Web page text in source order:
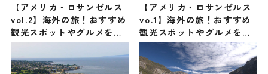
【アメリカ・ロサンゼルス
vol.2】海外の旅！おすすめ
観光スポットやグルメをリ
ポート
【アメリカ・ロサンゼルス
vo.1】海外の旅！おすすめ
観光スポットやグルメをリ
ポート